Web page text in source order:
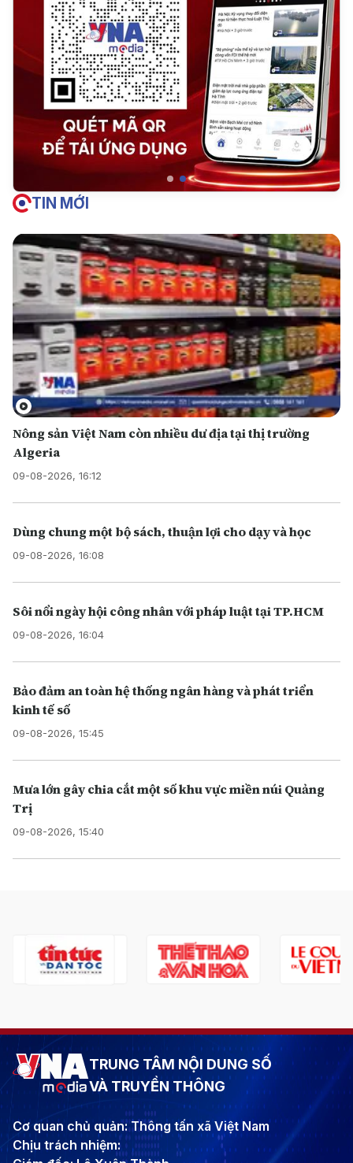
TIN MỚI
Nông sản Việt Nam còn nhiều dư địa tại thị trường
Algeria
09-08-2026, 16:12
Dùng chung một bộ sách, thuận lợi cho dạy và học
09-08-2026, 16:08
Sôi nổi ngày hội công nhân với pháp luật tại TP.HCM
09-08-2026, 16:04
Bảo đảm an toàn hệ thống ngân hàng và phát triển
kinh tế số
09-08-2026, 15:45
Mưa lớn gây chia cắt một số khu vực miền núi Quảng
Trị
09-08-2026, 15:40
TRUNG TÂM NỘI DUNG SỐ
VÀ TRUYỀN THÔNG
Cơ quan chủ quản: Thông tấn xã Việt Nam
Chịu trách nhiệm: